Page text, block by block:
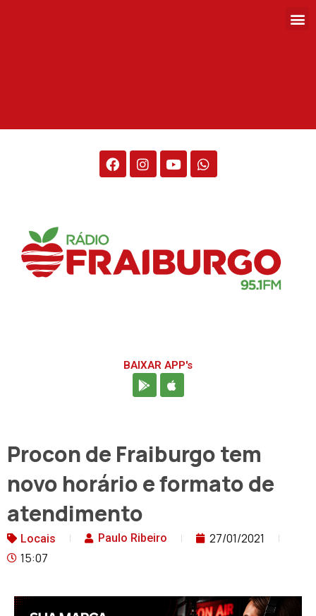
BAIXAR APP's
Procon de Fraiburgo tem
novo horário e formato de
atendimento
Locais Paulo Ribeiro
27/01/2021
15:07